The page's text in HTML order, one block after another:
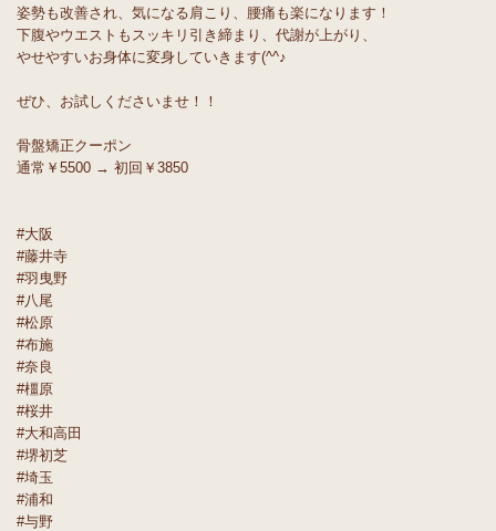
姿勢も改善され、気になる肩こり、腰痛も楽になります！
下腹やウエストもスッキリ引き締まり、代謝が上がり、
やせやすいお身体に変身していきます(^^♪
ぜひ、お試しくださいませ！！
骨盤矯正クーポン
通常￥5500 → 初回￥3850
#大阪
#藤井寺
#羽曳野
#八尾
#松原
#布施
#奈良
#橿原
#桜井
#大和高田
#堺初芝
#埼玉
#浦和
#与野